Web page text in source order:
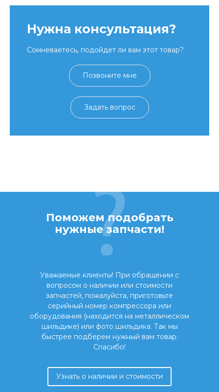
Нужна консультация?
Сомневаетесь, подойдет ли вам этот товар?
Позвоните мне
Задать вопрос
Поможем подобрать
нужные запчасти!
Уважаемые клиенты! При обращении с
вопросом о наличии или стоимости
запчастей, пожалуйста, приготовьте
серийный номер компрессора или
оборудования (находится на металлическом
шильдике) или фото шильдика. Так мы
быстрее подберем нужный вам товар.
Спасибо!
Узнать о наличии и стоимости